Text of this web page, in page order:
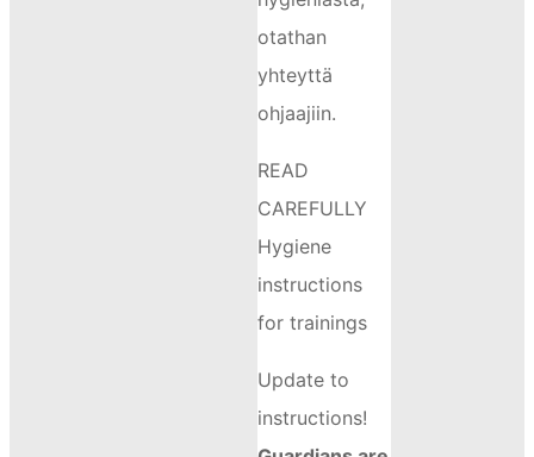
otathan
yhteyttä
ohjaajiin.
READ
CAREFULLY
Hygiene
instructions
for trainings
Update to
instructions!